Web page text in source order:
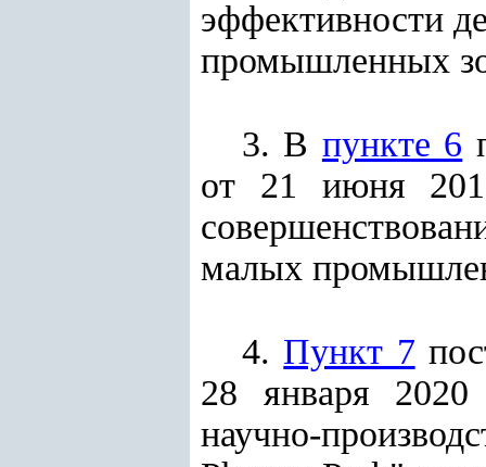
эффективности
промышленных
3. В пункте 6
от 21 июня
малых
4. Пункт 7
28 января
научно-